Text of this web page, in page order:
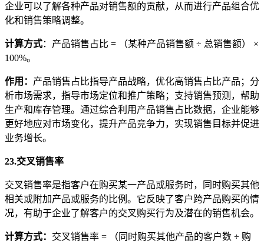
企业可以了解各种产品对销售额的贡献，从而进行产品组合优
化和销售策略调整。
计算方式：产品销售占比 = （某种产品销售额 ÷ 总销售额） ×
100%。
作用 ： 产品销售占比指导产品战略，优化高销售占比产品；分
析市场需求，指导市场定位和推广策略；支持销售预测，帮助
生产和库存管理。通过综合利用产品销售占比数据，企业能够
更好地应对市场变化，提升产品竞争力，实现销售目标并促进
业务增长。
23.交叉销售率
交叉销售率是指客户在购买某一产品或服务时，同时购买其他
相关或附加产品或服务的比例。它反映了客户跨产品购买的情
况，有助于企业了解客户的交叉购买行为及潜在的销售机会。
计算方式： 交叉销售率 = （同时购买其他产品的客户数 ÷ 购